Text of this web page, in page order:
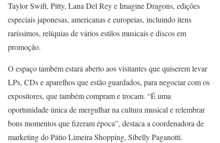
Taylor Swift, Pitty, Lana Del Rey e Imagine Dragons, edições
especiais japonesas, americanas e europeias, incluindo itens
raríssimos, relíquias de vários estilos musicais e discos em
promoção.
O espaço também estará aberto aos visitantes que quiserem levar
LPs, CDs e aparelhos que estão guardados, para negociar com os
expositores, que também compram e trocam. “É uma
oportunidade única de mergulhar na cultura musical e relembrar
bons momentos que fizeram época”, destaca a coordenadora de
marketing do Pátio Limeira Shopping, Sibelly Paganotti.